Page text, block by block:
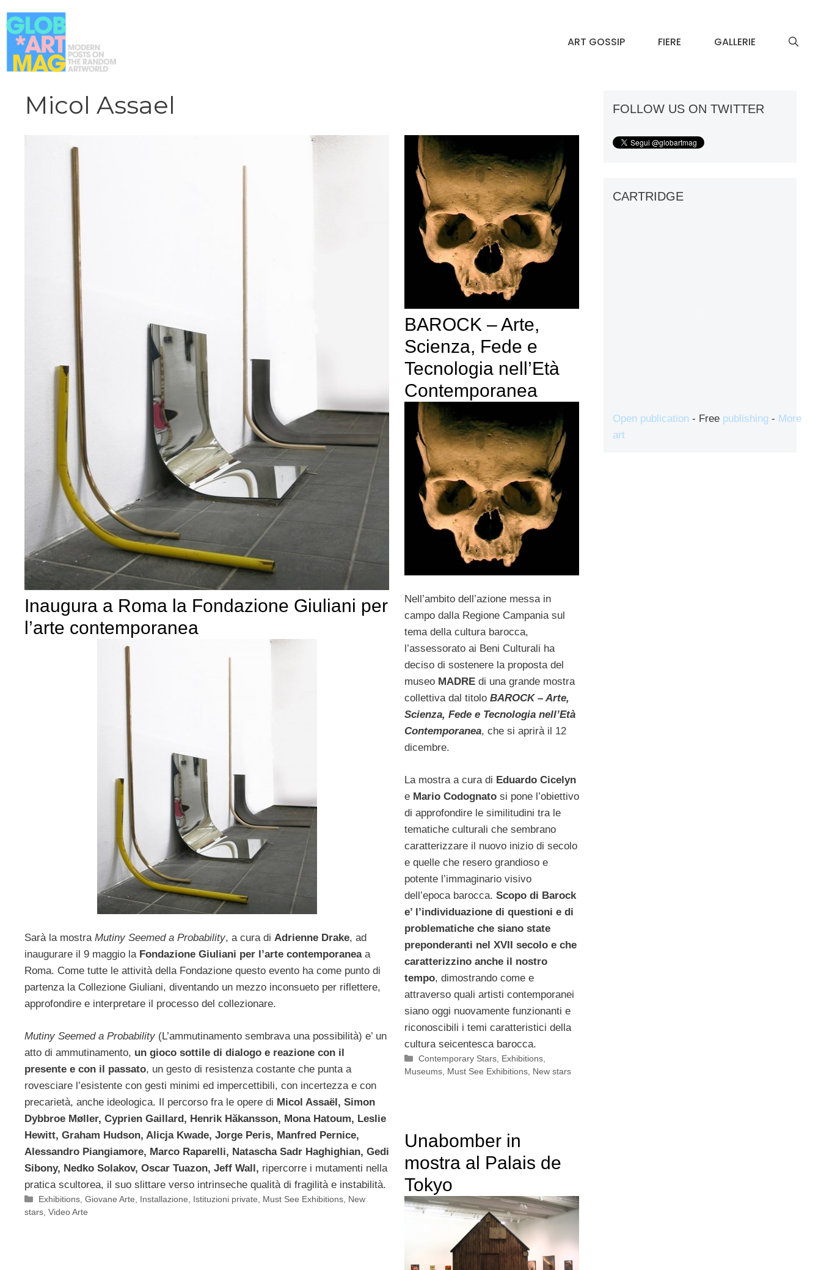
al
contenuto
ART GOSSIP FIERE GALLERIE
Micol Assael
Inaugura a Roma la Fondazione Giuliani per
l’arte contemporanea
Sarà la mostra Mutiny Seemed a Probability, a cura di Adrienne Drake, ad
inaugurare il 9 maggio la Fondazione Giuliani per l’arte contemporaneaa
Roma. Come tutte le attività della Fondazione questo evento ha come punto di
partenza la Collezione Giuliani, diventando un mezzo inconsueto per riflettere,
approfondire e interpretare il processo del collezionare.
Mutiny Seemed a Probability (L’ammutinamento sembrava una possibilità) e’ un
atto di ammutinamento, un gioco sottile di dialogo e reazione con il
presente e con il passato, un gesto di resistenza costante che punta a
rovesciare l’esistente con gesti minimi ed impercettibili, con incertezza e con
precarietà, anche ideologica. Il percorso fra le opere di Micol Assaël, Simon
Dybbroe Møller, Cyprien Gaillard, Henrik Hăkansson, Mona Hatoum, Leslie
Hewitt, Graham Hudson, Alicja Kwade, Jorge Peris, Manfred Pernice,
Alessandro Piangiamore, Marco Raparelli, Natascha Sadr Haghighian, Gedi
Sibony, Nedko Solakov, Oscar Tuazon, Jeff Wall, ripercorre i mutamenti nella
pratica scultorea, il suo slittare verso intrinseche qualità di fragilità e instabilità.
Categorie
Exhibitions ,Giovane Arte Installazione Istituzioni private Must See Exhibitions New
stars Video Arte
BAROCK – Arte,
Scienza, Fede e
Tecnologia nell’Età
Contemporanea
Nell’ambito dell’azione messa in
campo dalla Regione Campania sul
tema della cultura barocca,
l’assessorato ai Beni Culturali ha
deciso di sostenere la proposta del
museoMADREdi una grande mostra
collettiva dal titolo BAROCK – Arte,
Scienza, Fede e Tecnologia nell’Età
Contemporanea, che si aprirà il 12
dicembre.
La mostra a cura di Eduardo Cicelyn
e Mario Codognatosi pone l’obiettivo
di approfondire le similitudini tra le
tematiche culturali che sembrano
caratterizzare il nuovo inizio di secolo
e quelle che resero grandioso e
potente l’immaginario visivo
dell’epoca barocca. Scopo di Barock
e’ l’individuazione di questioni e di
problematiche che siano state
preponderanti nel XVII secolo e che
caratterizzino anche il nostro
tempo, dimostrando come e
attraverso quali artisti contemporanei
siano oggi nuovamente funzionanti e
riconoscibili i temi caratteristici della
cultura seicentesca barocca.
Categorie
Contemporary Stars Exhibitions
Museums, Must See Exhibitions, New stars
Unabomber in
mostra al Palais de
Tokyo
FOLLOW US ON TWITTER
CARTRIDGE
Open publication - Free publishing - More
art